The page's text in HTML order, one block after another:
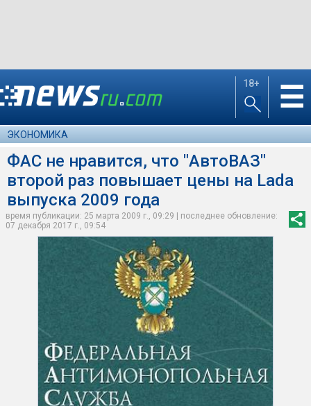
18+ ☰
ЭКОНОМИКА
ФАС не нравится, что "АвтоВАЗ"
второй раз повышает цены на Lada
выпуска 2009 года
время публикации: 25 марта 2009 г., 09:29 | последнее обновление:
07 декабря 2017 г., 09:54